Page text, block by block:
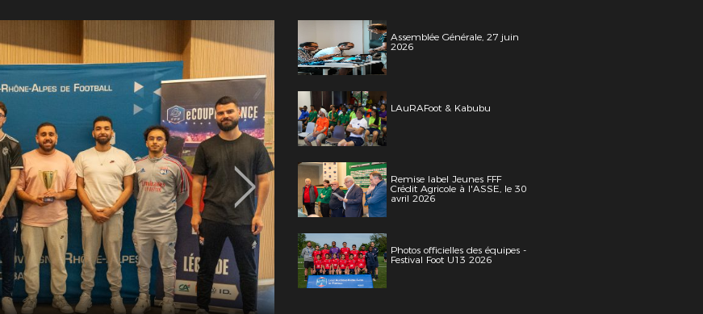
Assemblée Générale, 27 juin
2026
LAuRAFoot & Kabubu
Remise label Jeunes FFF
Crédit Agricole à l'ASSE, le 30
avril 2026
Photos officielles des équipes -
Festival Foot U13 2026